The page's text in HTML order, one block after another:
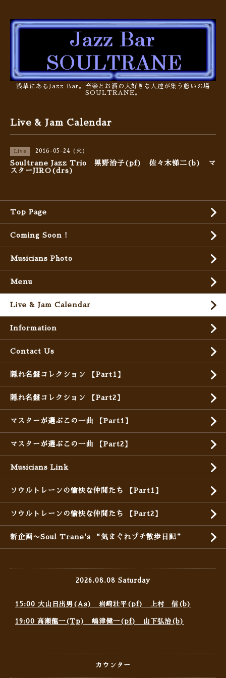
浅草にあるJazz Bar。音楽とお酒の大好きな人達が集う憩いの場
SOULTRANE。
Live & Jam Calendar
Live 2016-05-24 (火)
Soultrane Jazz Trio 黒野治子(pf) 佐々木悌二(b) マ
スターJIRO(drs)
Top Page
Coming Soon !
Musicians Photo
Menu
Live & Jam Calendar
Information
Contact Us
隠れ名盤コレクション 【Part1】
隠れ名盤コレクション 【Part2】
マスターが選ぶこの一曲 【Part1】
マスターが選ぶこの一曲 【Part2】
Musicians Link
ソウルトレーンの愉快な仲間たち 【Part1】
ソウルトレーンの愉快な仲間たち 【Part2】
新企画〜Soul Trane's “気まぐれプチ散歩日記”
2026.08.08 Saturday
15:00 大山日出男(As) 岩崎壮平(pf) 上村 信(b)
19:00 高瀬龍一(Tp) 嶋津健一(pf) 山下弘治(b)
カウンター